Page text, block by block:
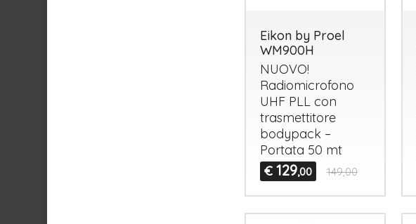
Eikon by Proel
WM900H
NUOVO!
Radiomicrofono
UHF PLLcon
trasmettitore
bodypack –
Portata 50 mt
€ 129,00 149,00